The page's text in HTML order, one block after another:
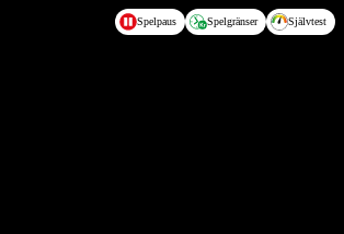
Spelpaus Spelgränser Självtest